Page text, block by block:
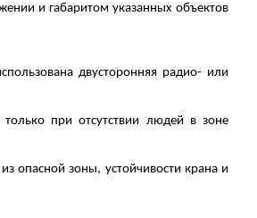
и габаритом указанных объектов
двусторонняя радио- или
при отсутствии людей в зоне
опасной зоны, устойчивости крана и